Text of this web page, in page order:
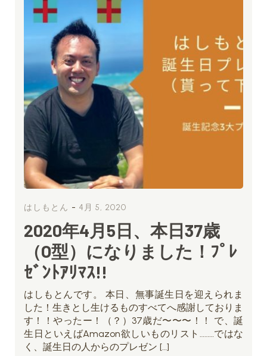
はしもとん - 4月 5, 2020
2020年4月5日、本日37歳
（O型）になりました！ﾌﾟﾚ
ｾﾞﾝﾄｱﾘﾏｽ!!
はしもとんです。 本日、無事誕生日を迎えられま
した！生きとし生けるものすべてへ感謝しておりま
す！！やったー！（？）37歳だ〜〜〜！！ で、誕
生日といえばAmazon欲しいものリスト………ではな
く、誕生日の人からのプレゼン […]